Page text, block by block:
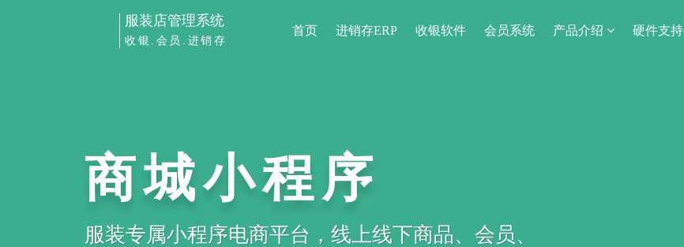
服装店管理系统
收银.会员.进销存
首页 进销存ERP 收银软件 会员系统 产品介绍 硬件支持
商城小程序
服装专属小程序电商平台，线上线下商品、会员、